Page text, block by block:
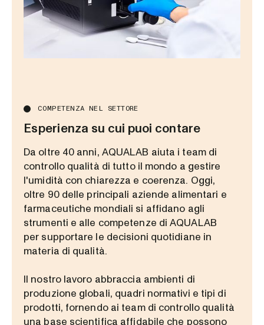
COMPETENZA NEL SETTORE
Esperienza su cui puoi contare
Da oltre 40 anni, AQUALAB aiuta i team di
controllo qualità di tutto il mondo a gestire
l'umidità con chiarezza e coerenza. Oggi,
oltre 90 delle principali aziende alimentari e
farmaceutiche mondiali si affidano agli
strumenti e alle competenze di AQUALAB
per supportare le decisioni quotidiane in
materia di qualità.
Il nostro lavoro abbraccia ambienti di
produzione globali, quadri normativi e tipi di
prodotti, fornendo ai team di controllo qualità
una base scientifica affidabile che possono